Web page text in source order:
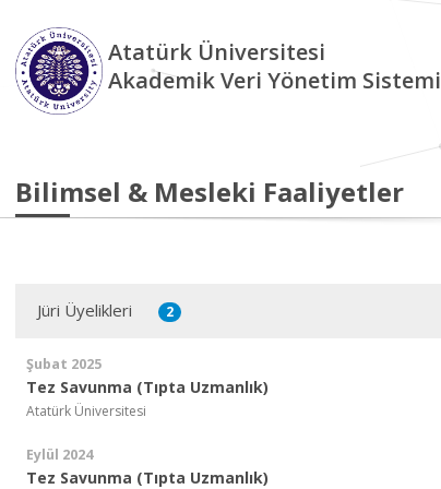
Atatürk Üniversitesi
Akademik Veri Yönetim Sistemi
Bilimsel & Mesleki Faaliyetler
Jüri Üyelikleri 2
Şubat 2025
Tez Savunma (Tıpta Uzmanlık)
Atatürk Üniversitesi
Eylül 2024
Tez Savunma (Tıpta Uzmanlık)